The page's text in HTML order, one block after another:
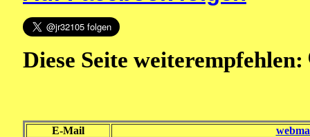
Diese Seite weiterempfehlen:
E-Mail